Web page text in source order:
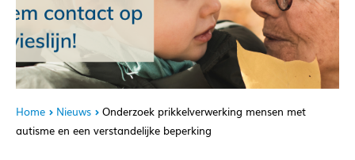
Home Nieuws
Onderzoek prikkelverwerking mensen met
autisme en een verstandelijke beperking